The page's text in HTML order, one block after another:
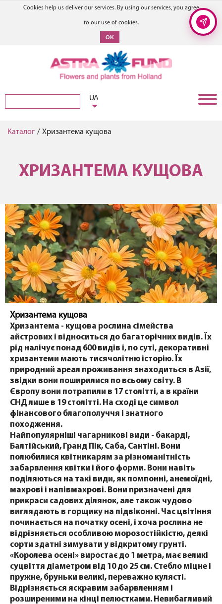
Cookies help us deliver our services. By using our services, you agree
to our use of cookies.
OK
UA
Каталог / Хризантема кущова
ХРИЗАНТЕМА КУЩОВА
Хризантема кущова
Хризантема - кущова рослина сімейства
айстрових і відноситься до багаторічних видів. Їх
рід налічує понад 600 видів і, по суті, декоративні
хризантеми мають тисячолітню історію. Їх
природний ареал проживання знаходиться в Азії,
звідки вони поширилися по всьому світу. В
Європу вони потрапили в 17 столітті, а в країни
СНД лише в 19 столітті. На сході це символ
фінансового благополуччя і знатного
походження.
Найпопулярніші чагарникові види - бакарді,
Балтійський, Гранд Пік, Саба, Сантіні. Вони
полюбилися квітникарям за різноманітність
забарвлення квітки і його форми. Вони навіть
поділяються на такі види, як помпонні, анемоїдні,
махрові і напівмахрові. Вони призначені для
прикраси садових ділянок, але також чудово
виглядають в горщику на підвіконні. Час цвітіння
починається на початку осені, і хоча рослина не
відрізняється особливою морозостійкістю, деякі
сорти здатні зимувати у відкритому грунті.
«Королева осені» виростає до 1 метра, має великі
суцвіття діаметром від 10 до 25 см. Стебло міцне і
пружне, бруньки великі, переважно кулясті.
Відрізняється яскравим забарвленням і
розширеними на кінці пелюстками. Невибагливий